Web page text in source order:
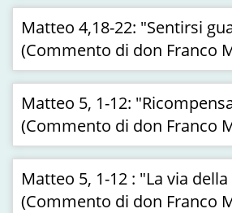
Matteo 4,18-22: "Sentirsi
(Commento di don Franco
Matteo 5, 1-12:
(Commento di don Franco
Matteo 5, 1-12 : "La via
(Commento di don Franco